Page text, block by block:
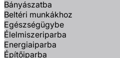
Bányászatba
Beltéri munkákhoz
Egészségügybe
Élelmiszeriparba
Energiaiparba
Építőiparba